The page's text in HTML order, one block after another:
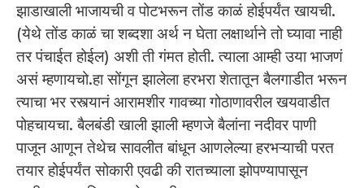
झाडाखाली भाजायची व पोटभरून तोंड काळं होईपर्यंत खायची.
(येथे तोंड काळं चा शब्दशा अर्थ न घेता लक्षार्थाने तो घ्यावा नाही
तर पंचाईत होईल) अशी ती गंमत होती. त्याला आम्ही उया भाजणं
असं म्हणायचो.हा सोंगून झालेला हरभरा शेतातून बैलगाडीत भरून
त्याचा भर रस्त्यानं आरामशीर गावच्या गोठाणावरील खयवाडीत
पोहचायचा. बैलबंडी खाली झाली म्हणजे बैलांना नदीवर पाणी
पाजून आणून तेथेच सावलीत बांधून आणलेल्या हरभऱ्याची परत
तयार होईपर्यंत सोकारी एवढी की रातच्याला झोपण्यापासून